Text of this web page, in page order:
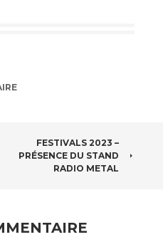
FESTIVALS 2023 –
PRÉSENCE DU STAND
RADIO METAL